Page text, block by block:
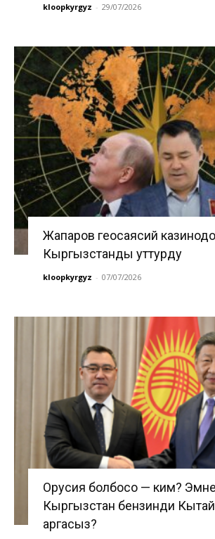
kloopkyrgyz - 29/07/2026
Жапаров геосаясий казинодо
Кыргызстанды уттурду
kloopkyrgyz - 07/07/2026
Орусия болбосо — ким?
Кыргызстан бензинди
аргасыз?